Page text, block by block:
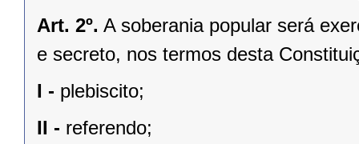
Art. 2º. A soberania popular será
e secreto, nos termos desta
I - plebiscito;
II - referendo;